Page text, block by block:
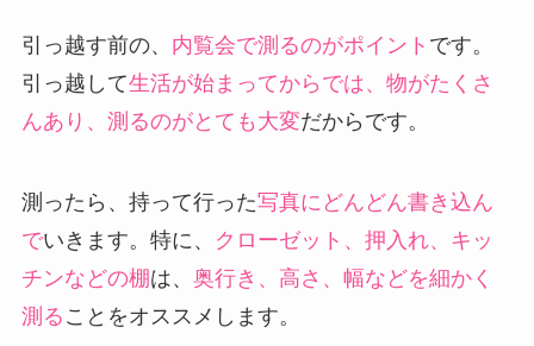
引っ越す前の、 内覧会で測るのがポイント です。
引っ越して生活が始まってからでは、物がたくさ
んあり、測るのがとても大変だからです。
測ったら、持って行った写真にどんどん書き込ん
でいきます。特に、
クローゼット、押入れ、キッ
チンなどの棚は、 奥行き、高さ、幅などを細かく
測る ことをオススメします。